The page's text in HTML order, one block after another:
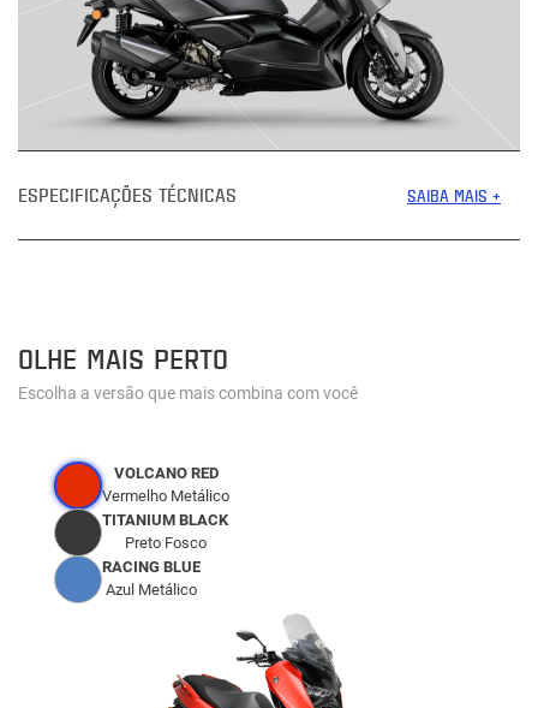
ESPECIFICAÇÕES TÉCNICAS SAIBA MAIS +
OLHE MAIS PERTO
Escolha a versão que mais combina com você
VOLCANO RED
Vermelho Metálico
TITANIUM BLACK
Preto Fosco
RACING BLUE
Azul Metálico